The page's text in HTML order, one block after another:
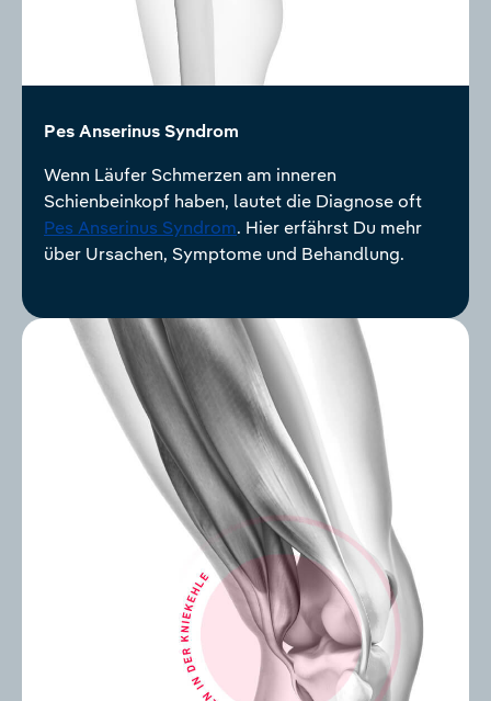
Pes Anserinus Syndrom
Wenn Läufer Schmerzen am inneren
Schienbeinkopf haben, lautet die Diagnose oft
Pes Anserinus Syndrom. Hier erfährst Du mehr
über Ursachen, Symptome und Behandlung.